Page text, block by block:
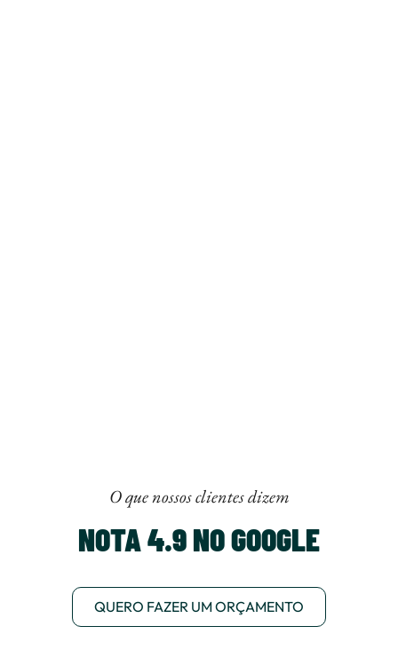
O que nossos clientes dizem
NOTA 4.9 NO GOOGLE
QUERO FAZER UM ORÇAMENTO